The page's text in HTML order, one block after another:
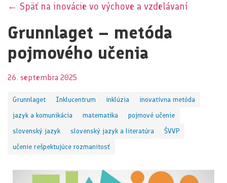
← Späť na inovácie vo výchove a vzdelávaní
Grunnlaget – metóda
pojmového učenia
26. septembra 2025
Grunnlaget Inklucentrum inklúzia
inovatívna metóda
jazyk a komunikácia
matematika
pojmové učenie
slovenský jazyk
slovenský jazyk a literatúra
ŠVVP
učenie rešpektujúce rozmanitosť